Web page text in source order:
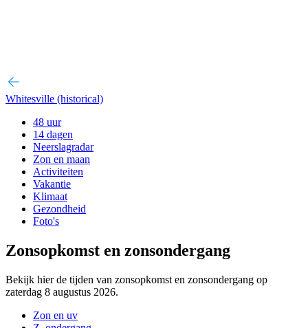
Whitesville (historical)
48 uur
14 dagen
Neerslagradar
Zon en maan
Activiteiten
Vakantie
Klimaat
Gezondheid
Foto's
Zonsopkomst en zonsondergang
Bekijk hier de tijden van zonsopkomst en zonsondergang op
zaterdag 8 augustus 2026.
Zon en uv